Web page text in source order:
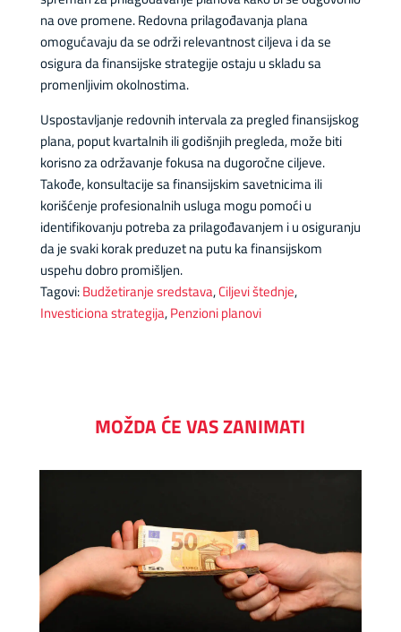
na ove promene. Redovna prilagođavanja plana
omogućavaju da se održi relevantnost ciljeva i da se
osigura da finansijske strategije ostaju u skladu sa
promenljivim okolnostima.
Uspostavljanje redovnih intervala za pregled finansijskog
plana, poput kvartalnih ili godišnjih pregleda, može biti
korisno za održavanje fokusa na dugoročne ciljeve.
Takođe, konsultacije sa finansijskim savetnicima ili
korišćenje profesionalnih usluga mogu pomoći u
identifikovanju potreba za prilagođavanjem i u osiguranju
da je svaki korak preduzet na putu ka finansijskom
uspehu dobro promišljen.
Tagovi:Budžetiranje sredstava,Ciljevi štednje,
Investiciona strategija,Penzioni planovi
MOŽDA ĆE VAS ZANIMATI